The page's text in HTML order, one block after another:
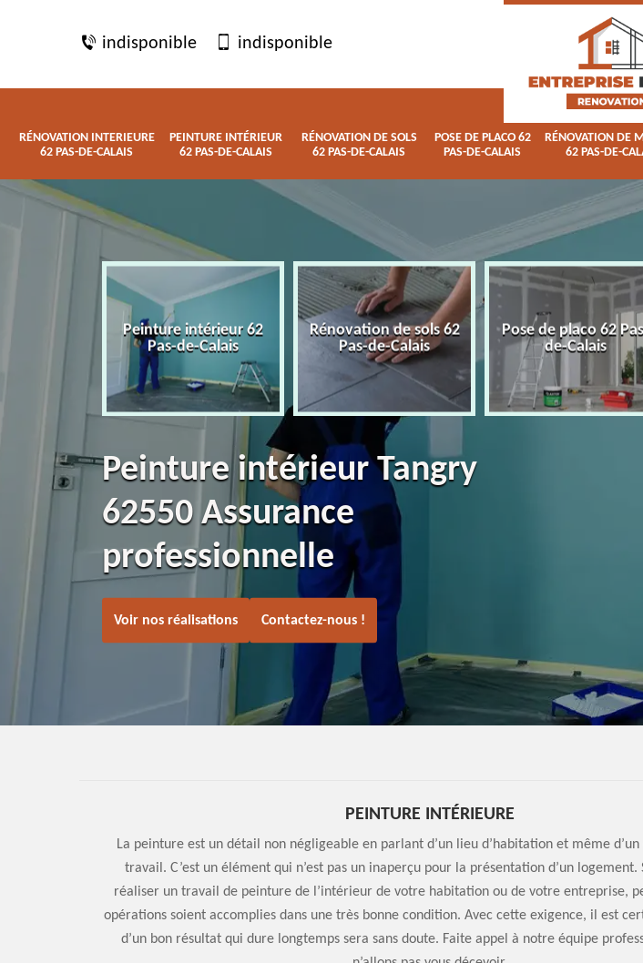
indisponible indisponible
RÉNOVATION INTERIEURE
62 PAS-DE-CALAIS
PEINTURE INTÉRIEUR
62 PAS-DE-CALAIS
RÉNOVATION DE SOLS
62 PAS-DE-CALAIS
POSE DE PLACO 62
PAS-DE-CALAIS
RÉNOVATION DE
62 PAS-DE-
Peinture intérieur 62
Pas-de-Calais
Rénovation de sols 62
Pas-de-Calais
Pose de placo 62
de-Calais
Peinture intérieur Tangry
62550 Assurance
professionnelle
Voir nos réalisations Contactez-nous !
PEINTURE INTÉRIEURE
La peinture est un détail non négligeable en parlant d’un lieu d’habitation et même
travail. C’est un élément qui n’est pas un inaperçu pour la présentation d’un logement.
réaliser un travail de peinture de l’intérieur de votre habitation ou de votre entreprise,
opérations soient accomplies dans une très bonne condition. Avec cette exigence, il est
d’un bon résultat qui dure longtemps sera sans doute. Faite appel à notre équipe